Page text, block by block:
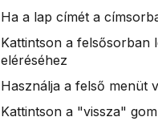
Ha a lap címét a
Kattintson a felsősorban
eléréséhez
Használja a felső menüt
Kattintson a "vissza"